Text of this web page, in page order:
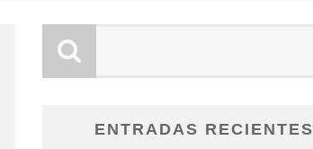
ENTRADAS RECIENTES